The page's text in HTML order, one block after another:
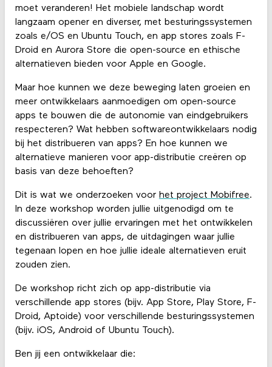
moet veranderen! Het mobiele landschap wordt
langzaam opener en diverser, met besturingssystemen
zoals e/OS en Ubuntu Touch, en app stores zoals F-
Droid en Aurora Store die open-source en ethische
alternatieven bieden voor Apple en Google.
Maar hoe kunnen we deze beweging laten groeien en
meer ontwikkelaars aanmoedigen om open-source
apps te bouwen die de autonomie van eindgebruikers
respecteren? Wat hebben softwareontwikkelaars nodig
bij het distribueren van apps? En hoe kunnen we
alternatieve manieren voor app-distributie creëren op
basis van deze behoeften?
Dit is wat we onderzoeken voor het project Mobifree.
In deze workshop worden jullie uitgenodigd om te
discussiëren over jullie ervaringen met het ontwikkelen
en distribueren van apps, de uitdagingen waar jullie
tegenaan lopen en hoe jullie ideale alternatieven eruit
zouden zien.
De workshop richt zich op app-distributie via
verschillende app stores (bijv. App Store, Play Store, F-
Droid, Aptoide) voor verschillende besturingssystemen
(bijv. iOS, Android of Ubuntu Touch).
Ben jij een ontwikkelaar die: